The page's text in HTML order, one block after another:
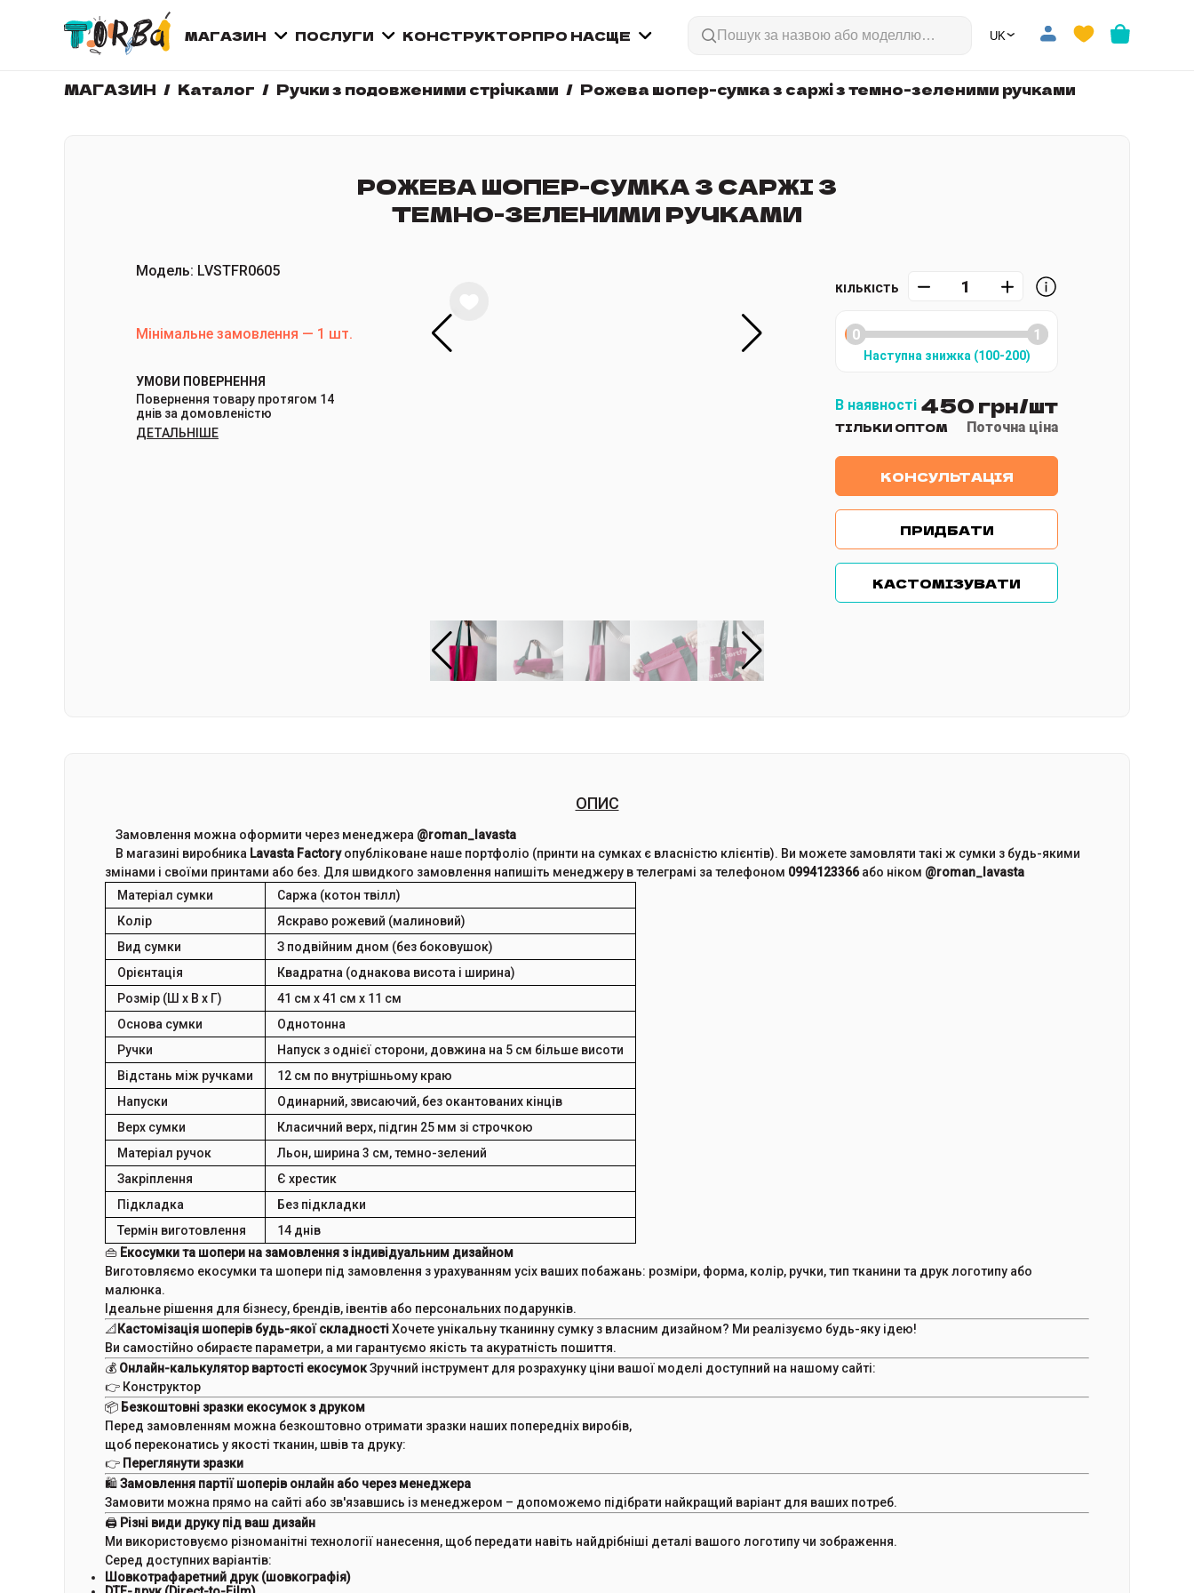
МАГАЗИН ПОСЛУГИ КОНСТРУКТОРПРО НАСЩЕ 🇺🇦
⌄
МАГАЗИН Каталог Ручки з подовженими стрічками Рожева шопер-сумка з саржі з темно-зеленими ручками
РОЖЕВА ШОПЕР-СУМКА З САРЖІ З
ТЕМНО-ЗЕЛЕНИМИ РУЧКАМИ
Модель: LVSTFR0605
Мінімальне замовлення — 1 шт.
УМОВИ ПОВЕРНЕННЯ
Повернення товару протягом 14
днів за домовленістю
ДЕТАЛЬНІШЕ
КІЛЬКІСТЬ
Наступна знижка (100-200)
В наявності 450 грн/шт
ТІЛЬКИ ОПТОМ Поточна ціна
КОНСУЛЬТАЦІЯ
ПРИДБАТИ
КАСТОМІЗУВАТИ
ОПИС
Замовлення можна оформити через менеджера @roman_lavasta
В магазині виробника Lavasta Factoryопубліковане наше портфоліо (принти на сумках є власністю клієнтів). Ви можете замовляти такі ж сумки з будь-якими
змінами і своїми принтами або без. Для швидкого замовлення напишіть менеджеру в телеграмі за телефоном 0994123366або ніком @roman_lavasta
Матеріал сумки
Саржа (котон твілл)
Колір
Яскраво рожевий (малиновий)
Вид сумки
З подвійним дном (без боковушок)
Орієнтація
Квадратна (однакова висота і ширина)
Розмір (Ш х В х Г)
41 см х 41 см х 11 см
Основа сумки
Однотонна
Ручки
Напуск з однієї сторони, довжина на 5 см більше висоти
Відстань між ручками
12 см по внутрішньому краю
Напуски
Одинарний, звисаючий, без окантованих кінців
Верх сумки
Класичний верх, підгин 25 мм зі строчкою
Матеріал ручок
Льон, ширина 3 см, темно-зелений
Закріплення
Є хрестик
Підкладка
Без підкладки
Термін виготовлення
14 днів
👜 Екосумки та шопери на замовлення з індивідуальним дизайном
Виготовляємо екосумки та шопери під замовлення з урахуванням усіх ваших побажань: розміри, форма, колір, ручки, тип тканини та друк логотипу або
малюнка.
Ідеальне рішення для бізнесу, брендів, івентів або персональних подарунків.
📐 Кастомізація шоперів будь-якої складностіХочете унікальну тканинну сумку з власним дизайном? Ми реалізуємо будь-яку ідею!
Ви самостійно обираєте параметри, а ми гарантуємо якість та акуратність пошиття.
💰 Онлайн-калькулятор вартості екосумокЗручний інструмент для розрахунку ціни вашої моделі доступний на нашому сайті:
👉 Конструктор
📦 Безкоштовні зразки екосумок з друком
Перед замовленням можна безкоштовно отримати зразки наших попередніх виробів,
щоб переконатись у якості тканин, швів та друку:
👉 Переглянути зразки
🛍Замовлення партії шоперів онлайн або через менеджера
Замовити можна прямо на сайті або зв'язавшись із менеджером – допоможемо підібрати найкращий варіант для ваших потреб.
🖨 Різні види друку під ваш дизайн
Ми використовуємо різноманітні технології нанесення, щоб передати навіть найдрібніші деталі вашого логотипу чи зображення.
Серед доступних варіантів:
Шовкотрафаретний друк (шовкографія)